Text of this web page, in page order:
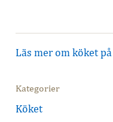
Läs mer om köket
Kategorier
Köket